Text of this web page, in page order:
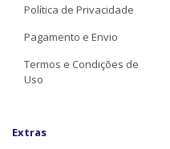
Política de Privacidade
Pagamento e Envio
Termos e Condições de
Uso
Extras